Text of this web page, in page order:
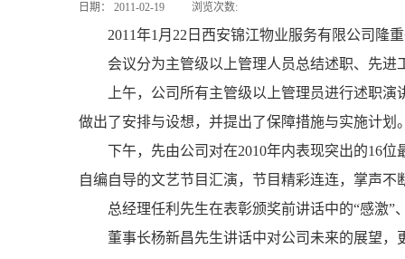
日期： 2011-02-19 浏览次数:
2011年1月22日西安锦江物业服务有限公司隆
会议分为主管级以上管理人员总结述职、先
上午，公司所有主管级以上管理员进行述职
做出了安排与设想，并提出了保障措施与实施计划
下午，先由公司对在2010年内表现突出的16
自编自导的文艺节目汇演，节目精彩连连，掌声不
总经理任利先生在表彰颁奖前讲话中的“感激”
董事长杨新昌先生讲话中对公司未来的展望